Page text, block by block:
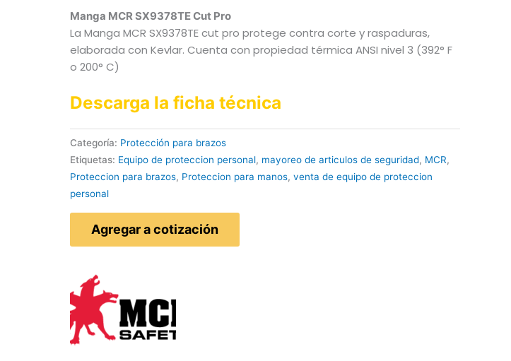
Manga MCR SX9378TE Cut Pro
La Manga MCR SX9378TE cut pro protege contra corte y raspaduras,
elaborada con Kevlar. Cuenta con propiedad térmica ANSI nivel 3 (392° F
o 200° C)
Descarga la ficha técnica
Categoría: Protección para brazos
Etiquetas: Equipo de proteccion personal, mayoreo de articulos de seguridad, MCR,
Proteccion para brazos, Proteccion para manos, venta de equipo de proteccion
personal
Agregar a cotización